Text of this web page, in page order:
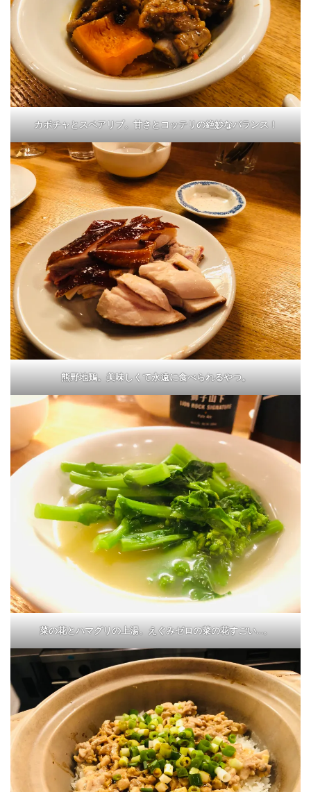
カボチャとスペアリブ。甘さとコッテリの絶妙なバランス！
熊野地鶏。美味しくて永遠に食べられるやつ。
菜の花とハマグリの上湯。えぐみゼロの菜の花すごい…。